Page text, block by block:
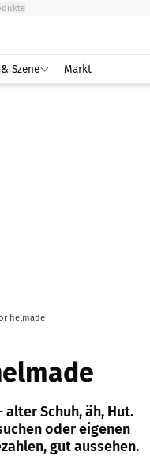
Szene Markt
helmade
Schuh, äh, Hut.
oder eigenen
gut aussehen.